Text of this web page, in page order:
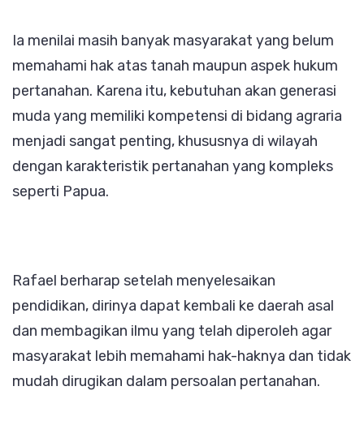
Ia menilai masih banyak masyarakat yang belum
memahami hak atas tanah maupun aspek hukum
pertanahan. Karena itu, kebutuhan akan generasi
muda yang memiliki kompetensi di bidang agraria
menjadi sangat penting, khususnya di wilayah
dengan karakteristik pertanahan yang kompleks
seperti Papua.
Rafael berharap setelah menyelesaikan
pendidikan, dirinya dapat kembali ke daerah asal
dan membagikan ilmu yang telah diperoleh agar
masyarakat lebih memahami hak-haknya dan tidak
mudah dirugikan dalam persoalan pertanahan.